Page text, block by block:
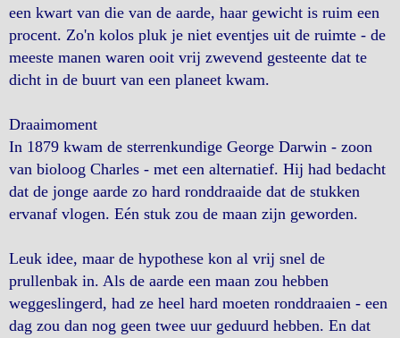
een kwart van die van de aarde, haar gewicht is ruim een
procent. Zo'n kolos pluk je niet eventjes uit de ruimte - de
meeste manen waren ooit vrij zwevend gesteente dat te
dicht in de buurt van een planeet kwam.
Draaimoment
In 1879 kwam de sterrenkundige George Darwin - zoon
van bioloog Charles - met een alternatief. Hij had bedacht
dat de jonge aarde zo hard ronddraaide dat de stukken
ervanaf vlogen. Eén stuk zou de maan zijn geworden.
Leuk idee, maar de hypothese kon al vrij snel de
prullenbak in. Als de aarde een maan zou hebben
weggeslingerd, had ze heel hard moeten ronddraaien - een
dag zou dan nog geen twee uur geduurd hebben. En dat